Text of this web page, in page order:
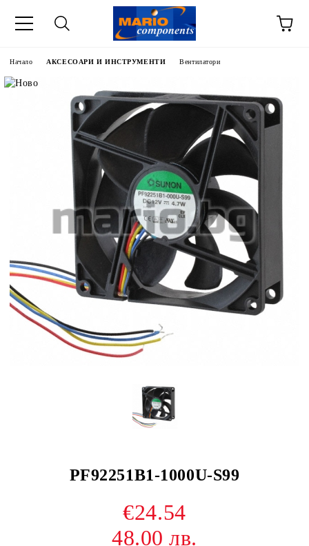
Начало АКСЕСОАРИ И ИНСТРУМЕНТИ Вентилатори
PF92251B1-1000U-S99
€24.54
48.00 лв.